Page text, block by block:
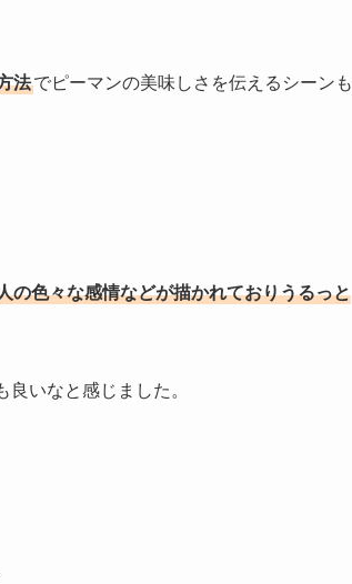
法でピーマンの美味しさを伝えるシーンも
の色々な感情などが描かれておりうるっと
いなと感じました。